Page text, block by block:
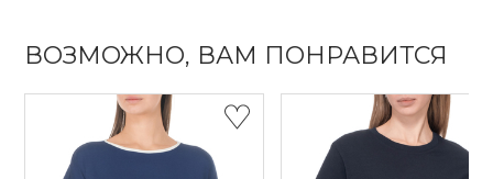
ВОЗМОЖНО, ВАМ ПОНРАВИТСЯ